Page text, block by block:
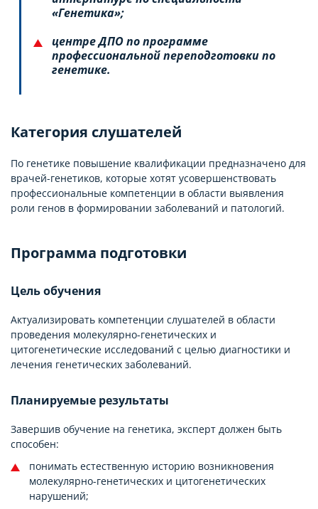
«Генетика»;
центре ДПО по программе
профессиональной переподготовки по
генетике.
Категория слушателей
По генетике повышение квалификации предназначено для
врачей-генетиков, которые хотят усовершенствовать
профессиональные компетенции в области выявления
роли генов в формировании заболеваний и патологий.
Программа подготовки
Цель обучения
Актуализировать компетенции слушателей в области
проведения молекулярно-генетических и
цитогенетические исследований с целью диагностики и
лечения генетических заболеваний.
Планируемые результаты
Завершив обучение на генетика, эксперт должен быть
способен:
понимать естественную историю возникновения
молекулярно-генетических и цитогенетических
нарушений;